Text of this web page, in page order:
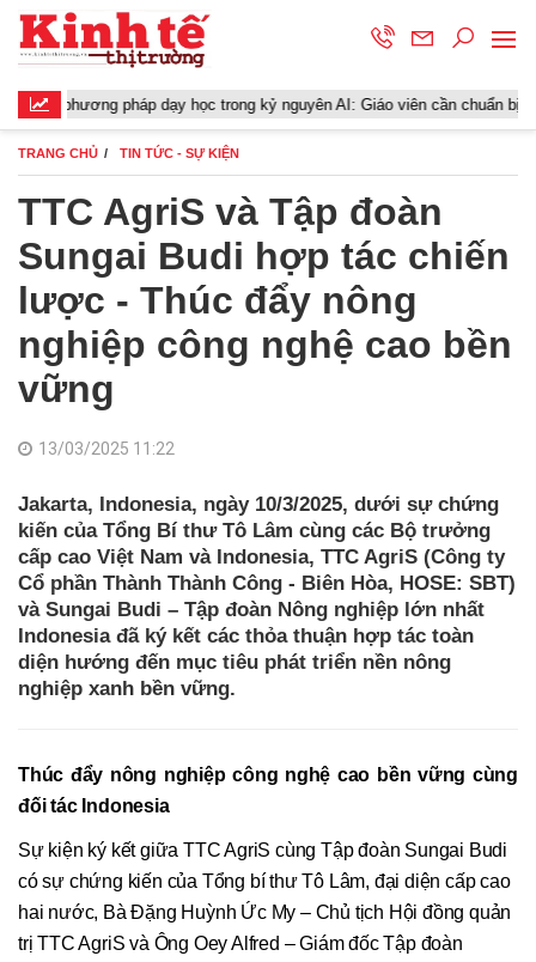
pháp dạy học trong kỷ nguyên AI: Giáo viên cần chuẩn bị gì?
TRANG CHỦ TIN TỨC - SỰ KIỆN
TTC AgriS và Tập đoàn
Sungai Budi hợp tác chiến
lược - Thúc đẩy nông
nghiệp công nghệ cao bền
vững
13/03/2025 11:22
Jakarta, Indonesia, ngày 10/3/2025, dưới sự chứng
kiến của Tổng Bí thư Tô Lâm cùng các Bộ trưởng
cấp cao Việt Nam và Indonesia, TTC AgriS (Công ty
Cổ phần Thành Thành Công - Biên Hòa, HOSE: SBT)
và Sungai Budi – Tập đoàn Nông nghiệp lớn nhất
Indonesia đã ký kết các thỏa thuận hợp tác toàn
diện hướng đến mục tiêu phát triển nền nông
nghiệp xanh bền vững.
Thúc đẩy nông nghiệp công nghệ cao bền vững cùng
đối tác Indonesia
Sự kiện ký kết giữa TTC AgriS cùng Tập đoàn Sungai Budi
có sự chứng kiến của Tổng bí thư Tô Lâm, đại diện cấp cao
hai nước, Bà Đặng Huỳnh Ức My – Chủ tịch Hội đồng quản
trị TTC AgriS và Ông Oey Alfred – Giám đốc Tập đoàn